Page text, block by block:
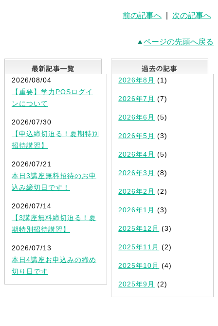
前の記事へ 次の記事へ
ページの先頭へ戻る
最新記事一覧
2026/08/04
【重要】学力POSログイ
ンについて
2026/07/30
【申込締切迫る！夏期特別
招待講習】
2026/07/21
本日3講座無料招待のお申
込み締切日です！
2026/07/14
【3講座無料締切迫る！夏
期特別招待講習】
2026/07/13
本日4講座お申込みの締め
切り日です
2026年8月 (1)
2026年7月 (7)
2026年6月 (5)
2026年5月 (3)
2026年4月 (5)
2026年3月 (8)
2026年2月 (2)
2026年1月 (3)
2025年12月 (3)
2025年11月 (2)
2025年10月 (4)
2025年9月 (2)